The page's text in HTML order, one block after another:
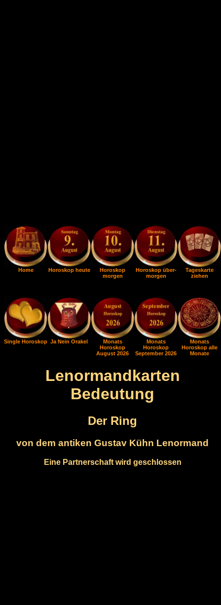
Home Horoskop heute
Horoskop
morgen
Horoskop über-
morgen
Tageskarte
ziehen
Single Horoskop Ja Nein Orakel
Monats
Horoskop
August 2026
Monats
Horoskop
September 2026
Monats
Horoskop alle
Monate
Lenormandkarten
Bedeutung
Der Ring
von dem antiken Gustav Kühn Lenormand
Eine Partnerschaft wird geschlossen